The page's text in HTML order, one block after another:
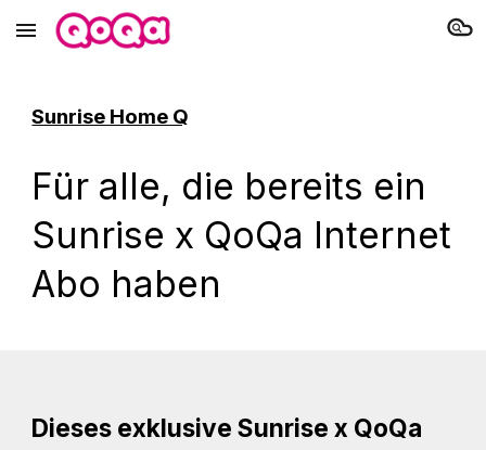
Skip to main content Skip to navigation
Sunrise Home Q
Für alle, die bereits ein
Sunrise x QoQa Internet
Abo haben
Dieses exklusive Sunrise x QoQa